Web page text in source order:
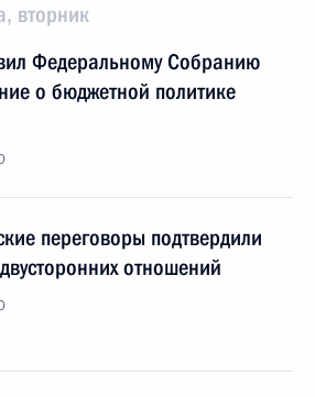
вторник
Федеральному Собранию
о бюджетной политике
переговоры подтвердили
отношений